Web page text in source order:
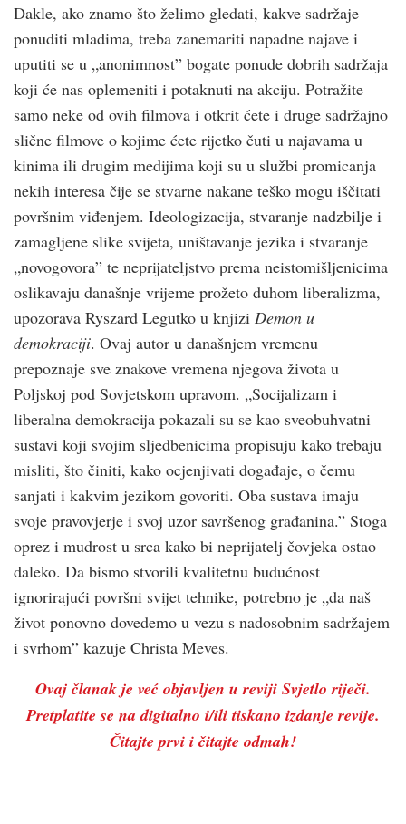
Dakle, ako znamo što želimo gledati, kakve sadržaje
ponuditi mladima, treba zanemariti napadne najave i
uputiti se u „anonimnost” bogate ponude dobrih sadržaja
koji će nas oplemeniti i potaknuti na akciju. Potražite
samo neke od ovih filmova i otkrit ćete i druge sadržajno
slične filmove o kojime ćete rijetko čuti u najavama u
kinima ili drugim medijima koji su u službi promicanja
nekih interesa čije se stvarne nakane teško mogu iščitati
površnim viđenjem. Ideologizacija, stvaranje nadzbilje i
zamagljene slike svijeta, uništavanje jezika i stvaranje
„novogovora” te neprijateljstvo prema neistomišljenicima
oslikavaju današnje vrijeme prožeto duhom liberalizma,
upozorava Ryszard Legutko u knjizi Demon u
demokraciji. Ovaj autor u današnjem vremenu
prepoznaje sve znakove vremena njegova života u
Poljskoj pod Sovjetskom upravom. „Socijalizam i
liberalna demokracija pokazali su se kao sveobuhvatni
sustavi koji svojim sljedbenicima propisuju kako trebaju
misliti, što činiti, kako ocjenjivati događaje, o čemu
sanjati i kakvim jezikom govoriti. Oba sustava imaju
svoje pravovjerje i svoj uzor savršenog građanina.” Stoga
oprez i mudrost u srca kako bi neprijatelj čovjeka ostao
daleko. Da bismo stvorili kvalitetnu budućnost
ignorirajući površni svijet tehnike, potrebno je „da naš
život ponovno dovedemo u vezu s nadosobnim sadržajem
i svrhom” kazuje Christa Meves.
Ovaj članak je već objavljen u reviji Svjetlo riječi.
Pretplatite se na digitalno i/ili tiskano izdanje revije.
Čitajte prvi i čitajte odmah!